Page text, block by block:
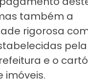
também a
rigorosa
pela
e o
imóveis.